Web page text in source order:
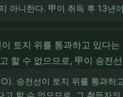
아니한다. 甲이 취득 후 13년
토지 위를 통과하고 있다
할 수 없으므로, 甲이 송전
송전선이 토지 위를 통과하
고 할 수 없으므로, 그 취득자